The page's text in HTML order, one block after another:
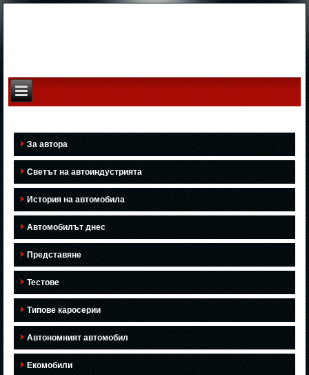
За автора
Светът на автоиндустрията
История на автомобила
Автомобилът днес
Представяне
Тестове
Типове каросерии
Автономният автомобил
Екомобили